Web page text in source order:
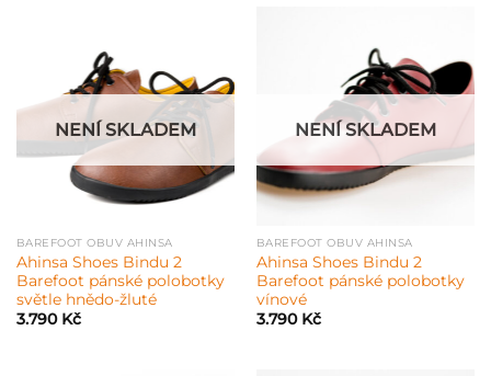
NENÍ SKLADEM
BAREFOOT OBUV AHINSA
Ahinsa Shoes Bindu 2
Barefoot pánské polobotky
světle hnědo-žluté
3.790 Kč
NENÍ SKLADEM
BAREFOOT OBUV AHINSA
Ahinsa Shoes Bindu 2
Barefoot pánské polobotky
vínové
3.790 Kč